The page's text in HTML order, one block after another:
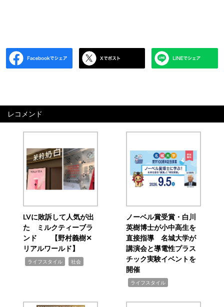
レコメンド
LVに敗訴して人気が出
た ミルクティーブラ
ンド 【野村義樹✕
リアルワールド】
ライフスタイル 社会
ノーベル賞受賞・白川
英樹博士が小中高生を
直接指導 名城大学が
講演会と導電性プラス
チック実験イベントを
開催
ライフスタイル